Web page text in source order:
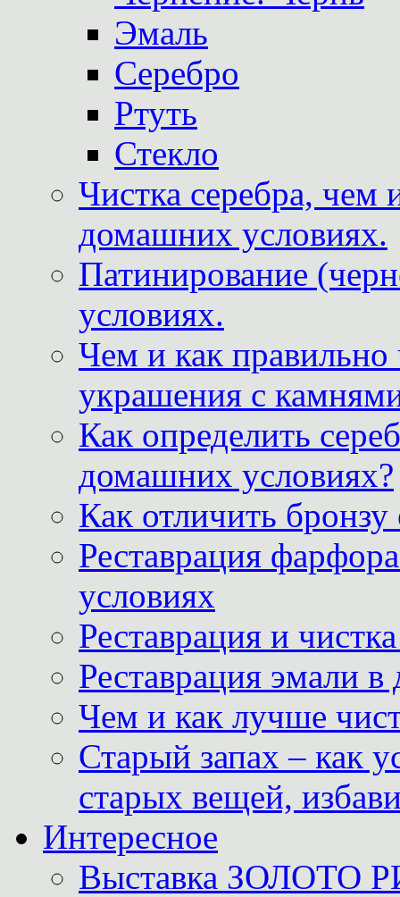
Эмаль
Серебро
Ртуть
Стекло
Чистка серебра, чем
домашних условиях.
Патинирование
условиях.
Чем и как
украшения с
Как определить
домашних условиях?
Как отличить
Реставрация
условиях
Реставрация и
Реставрация эмали
Чем и как лучше
Старый запах – как
старых вещей,
Интересное
Выставка ЗОЛОТО